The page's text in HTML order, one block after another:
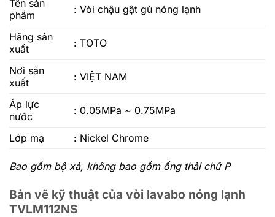
Tên sản
phẩm
: Vòi chậu gật gù nóng lạnh
Hãng sản
xuất
: TOTO
Nơi sản
xuất
: VIỆT NAM
Áp lực
nước
: 0.05MPa ~ 0.75MPa
Lớp mạ : Nickel Chrome
Bao gồm bộ xả, không bao gồm ống thải chữ P
Bản vẽ kỹ thuật của vòi lavabo nóng lạnh
TVLM112NS